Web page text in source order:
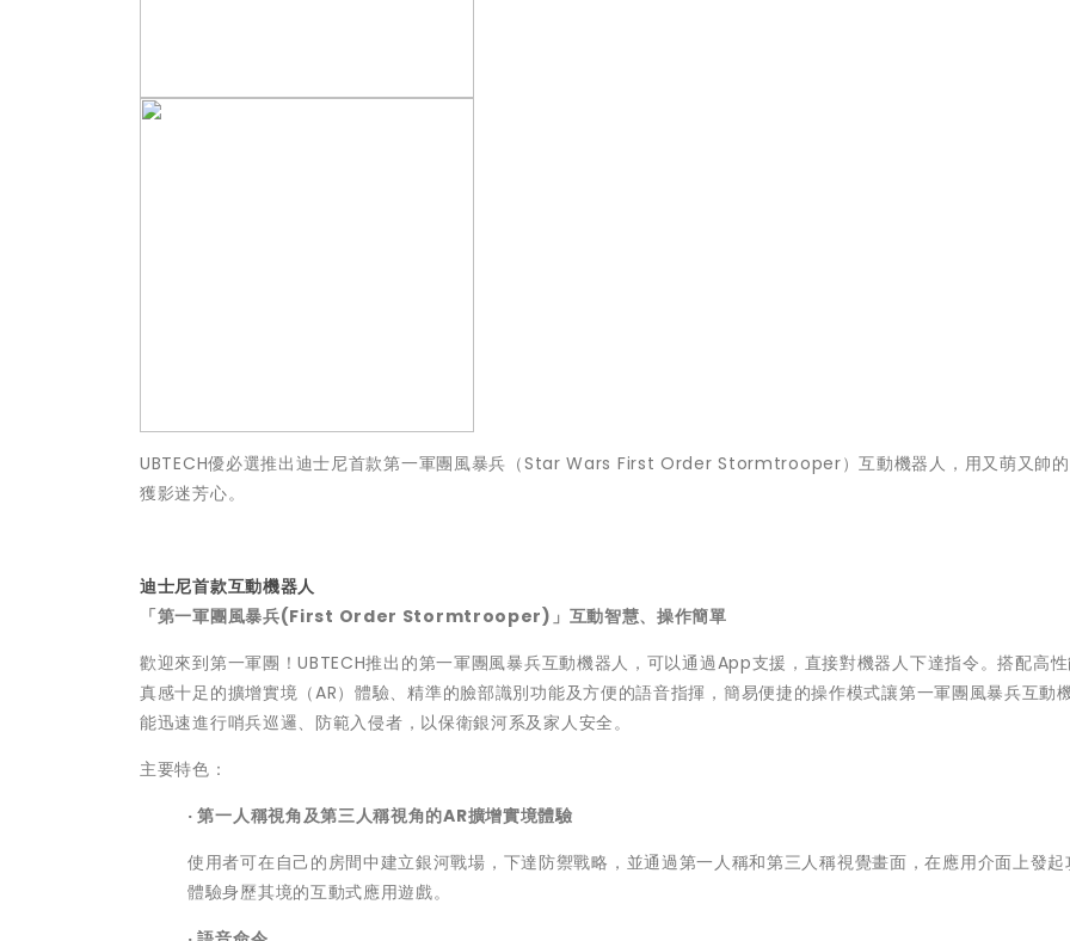
UBTECH優必選推出迪士尼首款第一軍團風暴兵（Star Wars First Order Stormtrooper）互動機器人， 用又萌又帥
獲影迷芳心。
迪士尼首款互動機器人
「第一軍團風暴兵(First Order Stormtrooper) 」 互動智慧、操作簡單
歡迎來到第一軍團！UBTECH推出的第一軍團風暴兵互動機器人 ，可以通過App支援，直接對機器人下達指令。搭配高
真感十足的擴增實境（AR）體驗、精準的臉部識別功能及方便的語音指揮， 簡易便捷的操作模式讓第一軍團風暴兵互動
能迅速進行哨兵巡邏、防範入侵者，以保衛銀河系及家人安全。
主要特色：
· 第一人稱視角及第三人稱視角的AR擴增實境體驗
使用者可在自己的房間中建立銀河戰場，下達防禦戰略， 並通過第一人稱和第三人稱視覺畫面，在應用介面上發
體驗身歷其境的互動式應用遊戲。